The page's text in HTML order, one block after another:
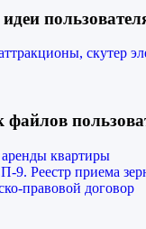
идеи
скутер
файлов
квартиры
9. Реестр приема
правовой договор